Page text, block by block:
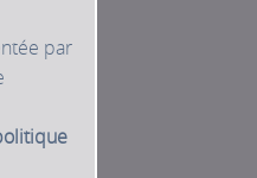
par